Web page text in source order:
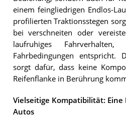
einem feingliedrigen Endlos-
profilierten Traktionsstegen
bei verschneiten oder
laufruhiges
Fahrbedingungen entspricht.
sorgt dafür, dass keine
Reifenflanke in Berührung
Vielseitige Kompatibilität: Eine
Autos